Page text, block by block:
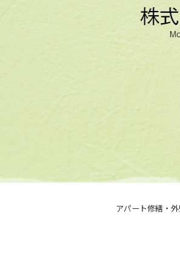
アパート修繕・